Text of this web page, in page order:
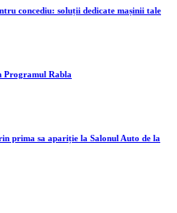
concediu: soluții dedicate mașinii tale
Programul Rabla
prima sa apariție la Salonul Auto de la